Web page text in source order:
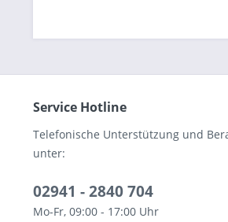
Service Hotline
Telefonische Unterstützung und
unter:
02941 - 2840 704
Mo-Fr, 09:00 - 17:00 Uhr